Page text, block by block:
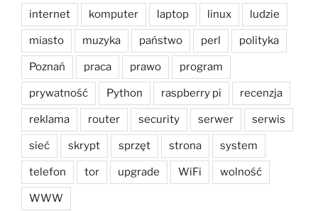
internet komputer laptop linux ludzie
miasto muzyka państwo perl polityka
Poznań praca prawo program
prywatność Python raspberry pi recenzja
reklama router security serwer serwis
sieć skrypt sprzęt strona system
telefon tor upgrade WiFi wolność
WWW